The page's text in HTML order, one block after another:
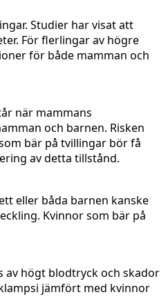
Studier har visat att
För flerlingar av högre
för både mamman och
när mammans
och barnen. Risken
bär på tvillingar bör få
av detta tillstånd.
eller båda barnen kanske
Kvinnor som bär på
av högt blodtryck och skador
jämfört med kvinnor